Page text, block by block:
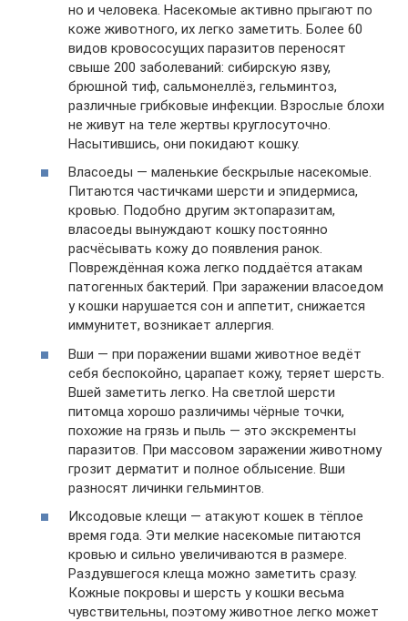
но и человека. Насекомые активно прыгают по
коже животного, их легко заметить. Более 60
видов кровососущих паразитов переносят
свыше 200 заболеваний: сибирскую язву,
брюшной тиф, сальмонеллёз, гельминтоз,
различные грибковые инфекции. Взрослые блохи
не живут на теле жертвы круглосуточно.
Насытившись, они покидают кошку.
Власоеды — маленькие бескрылые насекомые.
Питаются частичками шерсти и эпидермиса,
кровью. Подобно другим эктопаразитам,
власоеды вынуждают кошку постоянно
расчёсывать кожу до появления ранок.
Повреждённая кожа легко поддаётся атакам
патогенных бактерий. При заражении власоедом
у кошки нарушается сон и аппетит, снижается
иммунитет, возникает аллергия.
Вши — при поражении вшами животное ведёт
себя беспокойно, царапает кожу, теряет шерсть.
Вшей заметить легко. На светлой шерсти
питомца хорошо различимы чёрные точки,
похожие на грязь и пыль — это экскременты
паразитов. При массовом заражении животному
грозит дерматит и полное облысение. Вши
разносят личинки гельминтов.
Иксодовые клещи — атакуют кошек в тёплое
время года. Эти мелкие насекомые питаются
кровью и сильно увеличиваются в размере.
Раздувшегося клеща можно заметить сразу.
Кожные покровы и шерсть у кошки весьма
чувствительны, поэтому животное легко может